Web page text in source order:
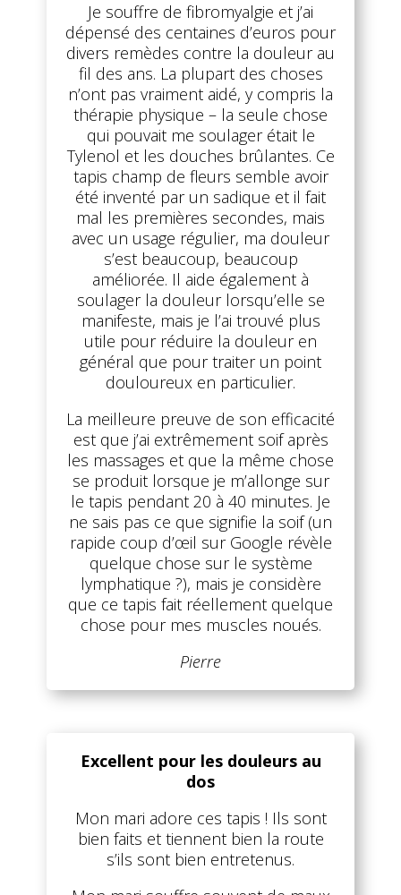
Je souffre de fibromyalgie et j’ai
dépensé des centaines d’euros pour
divers remèdes contre la douleur au
fil des ans. La plupart des choses
n’ont pas vraiment aidé, y compris la
thérapie physique – la seule chose
qui pouvait me soulager était le
Tylenol et les douches brûlantes. Ce
tapis champ de fleurs semble avoir
été inventé par un sadique et il fait
mal les premières secondes, mais
avec un usage régulier, ma douleur
s’est beaucoup, beaucoup
améliorée. Il aide également à
soulager la douleur lorsqu’elle se
manifeste, mais je l’ai trouvé plus
utile pour réduire la douleur en
général que pour traiter un point
douloureux en particulier.
La meilleure preuve de son efficacité
est que j’ai extrêmement soif après
les massages et que la même chose
se produit lorsque je m’allonge sur
le tapis pendant 20 à 40 minutes. Je
ne sais pas ce que signifie la soif (un
rapide coup d’œil sur Google révèle
quelque chose sur le système
lymphatique ?), mais je considère
que ce tapis fait réellement quelque
chose pour mes muscles noués.
Pierre
Excellent pour les douleurs au
dos
Mon mari adore ces tapis ! Ils sont
bien faits et tiennent bien la route
s’ils sont bien entretenus.